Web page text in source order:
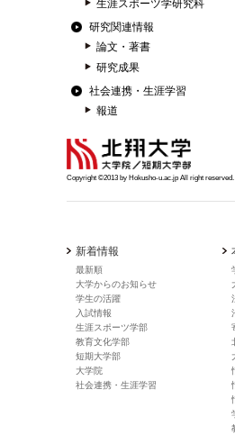
生涯スポーツ学研究科
研究関連情報
論文・著書
研究成果
社会連携・生涯学習
報道
Copyright ©2013 by Hokusho-u.ac.jp All right reserved.
新着情報
最新順
大学からのお知らせ
学生の活躍
入試情報
生涯スポーツ学部
教育文化学部
短期大学部
大学院
社会連携・生涯学習